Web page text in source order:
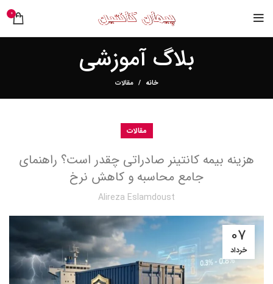
0
بلاگ آموزشی
خانه مقالات
مقالات
هزینه بیمه کانتینر صادراتی چقدر است؟ راهنمای
جامع محاسبه و کاهش نرخ
Alireza Eslamdoust
07
خرداد